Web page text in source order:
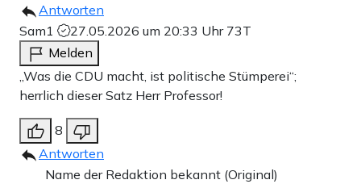
Antworten
Sam1
27.05.2026 um 20:33 Uhr 73T
Melden
„Was die CDU macht, ist politische Stümperei“;
herrlich dieser Satz Herr Professor!
8
Antworten
Name der Redaktion bekannt (Original)